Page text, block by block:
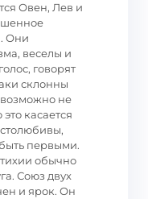
Овен, Лев и
Они
веселы и
говорят
склонны
не
касается
первыми.
обычно
Союз двух
и ярок. Он